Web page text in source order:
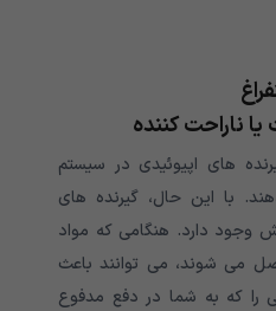
ناراحت کننده
های اپیوئیدی در سیستم
با این حال، گیرنده های
وجود دارد. هنگامی که مواد
می شوند، می توانند باعث
که به شما در دفع مدفوع